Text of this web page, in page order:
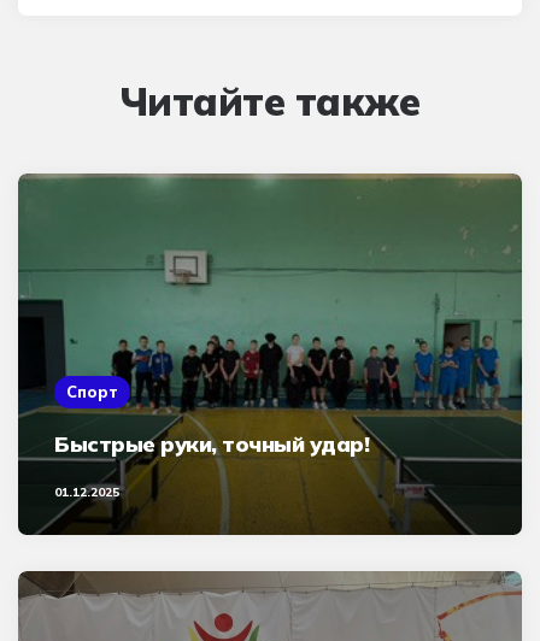
Читайте также
Спорт
Быстрые руки, точный удар!
01.12.2025